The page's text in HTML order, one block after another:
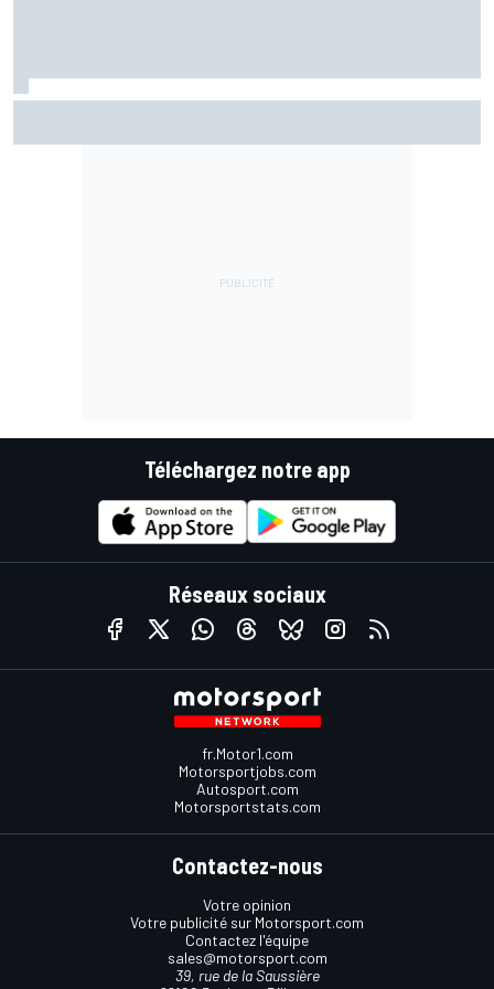
Téléchargez notre app
Réseaux sociaux
fr.Motor1.com
Motorsportjobs.com
Autosport.com
Motorsportstats.com
Contactez-nous
Votre opinion
Votre publicité sur Motorsport.com
Contactez l'équipe
sales@motorsport.com
39, rue de la Saussière